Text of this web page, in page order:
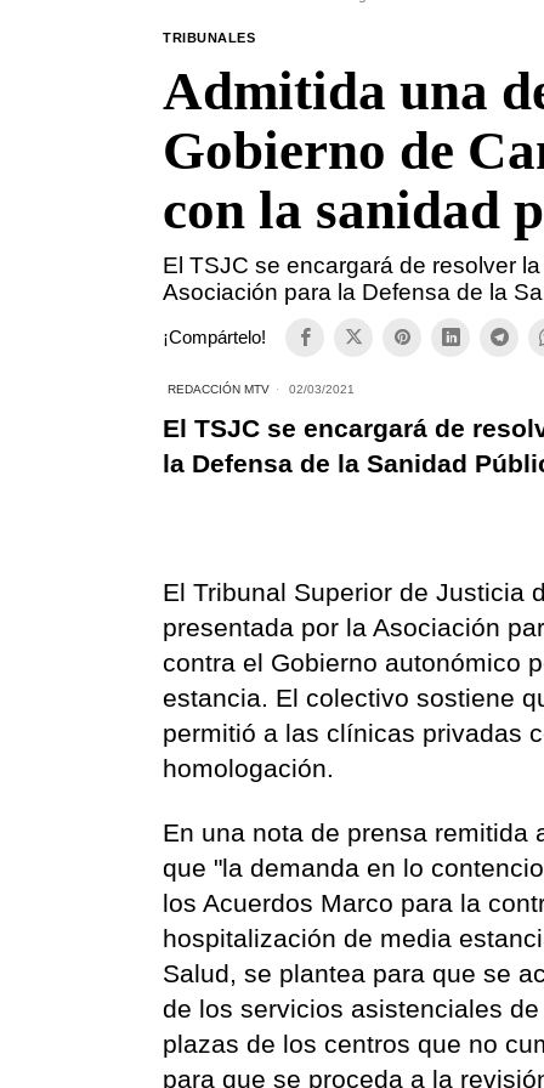
TRIBUNALES
Admitida una
Gobierno de
con la sanidad
El TSJC se encargará de resolver
Asociación para la Defensa de la
¡Compártelo!
REDACCIÓN MTV 02/03/2021
El TSJC se encargará de
la Defensa de la Sanidad
El Tribunal Superior de Justicia
presentada por la Asociación
contra el Gobierno autonómico
estancia. El colectivo sostiene
permitió a las clínicas privadas
homologación.
En una nota de prensa remitida
que "la demanda en lo
los Acuerdos Marco para la
hospitalización de media
Salud, se plantea para que se
de los servicios asistenciales
plazas de los centros que no
para que se proceda a la